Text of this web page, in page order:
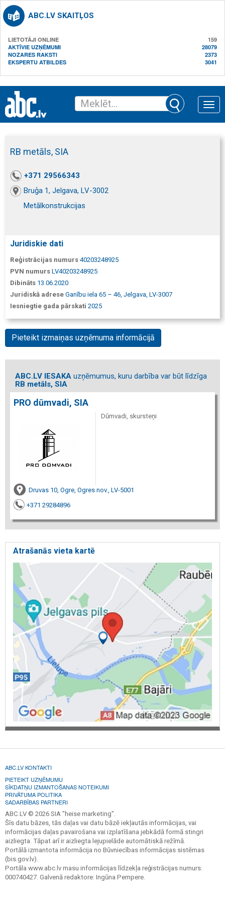
ABC.LV SKAITĻOS
LIETOTĀJI ONLINE
159
AKTĪVIE UZŅĒMUMI
28079
NOZARES RAKSTI
2373
EKSPERTU ATBILDES
3041
Toggle
RB metāls, SIA
+371 29566343
Bruģa 1, Jelgava, LV-3002
Metālkonstrukcijas
Juridiskie dati
Reģistrācijas numurs 40203248925
PVN numurs LV40203248925
Dibināts 13.06.2020
Juridiskā adrese Ganību iela 65 – 46, Jelgava, LV-3007
Iesniegtie gada pārskati 2025
Pieteikt izmaiņas uzņēmuma informācijā
ABC.LV IESAKA uzņēmumus, kuru darbība var būt līdzīga
RB metāls, SIA
PRO dūmvadi, SIA
Dūmvadi, skursteņi
Druvas 10, Ogre, Ogres nov., LV-5001
+371 29284896
Atrašanās vieta kartē
ABC.LV KONTAKTI
PIETEIKT UZŅĒMUMU
SĪKDATŅU IZMANTOŠANAS NOTEIKUMI
PRIVĀTUMA POLITIKA
SADARBĪBAS PARTNERI
ABC.LV © 2026 SIA "heise marketing".
Šīs datu bāzes, tās daļas vai datu bāzē iekļautās informācijas, vai
informācijas daļas pavairošana vai izplatīšana jebkādā formā stingri
aizliegta. Tāpat arī ir aizliegta lejupielāde automātiskā režīmā.
Portālā izmantota informācija no Būvniecības informācijas sistēmas
(bis.gov.lv).
Portāla www.abc.lv masu informācijas līdzekļa reģistrācijas numurs:
000740427. Galvenā redaktore: Ingūna Pempere.